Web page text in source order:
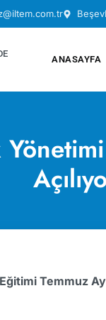
ANASAYFA
Temmuz